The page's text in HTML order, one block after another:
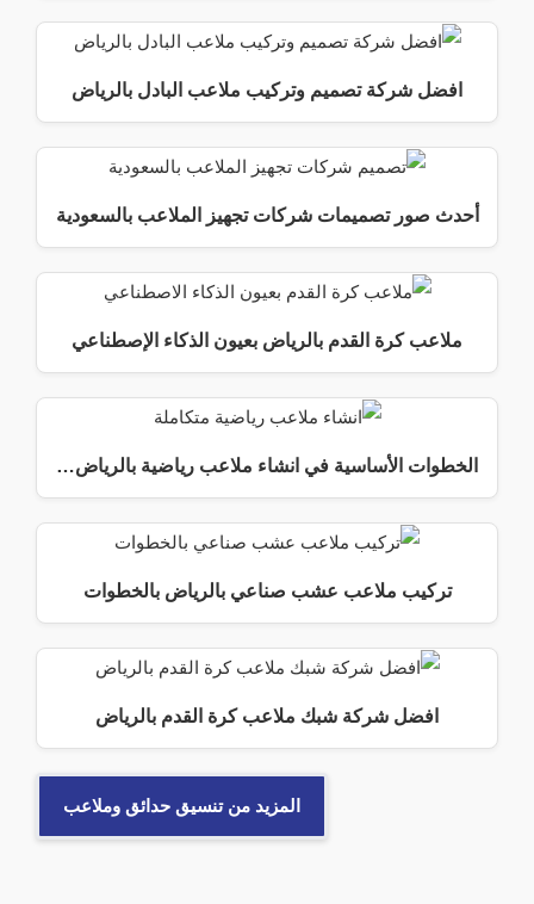
افضل شركة تصميم وتركيب ملاعب البادل بالرياض
أحدث صور تصميمات شركات تجهيز الملاعب بالسعودية
ملاعب كرة القدم بالرياض بعيون الذكاء الإصطناعي
الخطوات الأساسية في انشاء ملاعب رياضية بالرياض…
تركيب ملاعب عشب صناعي بالرياض بالخطوات
افضل شركة شبك ملاعب كرة القدم بالرياض
المزيد من تنسيق حدائق وملاعب